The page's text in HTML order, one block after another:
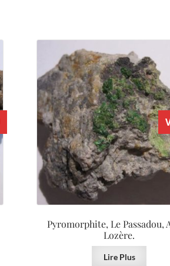
Pyromorphite, Le Passadou,
Lozère.
Lire Plus